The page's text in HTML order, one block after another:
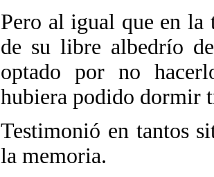
Pero al igual que en la
de su libre albedrío
optado por no
hubiera podido dormir
Testimonió en tantos
la memoria.